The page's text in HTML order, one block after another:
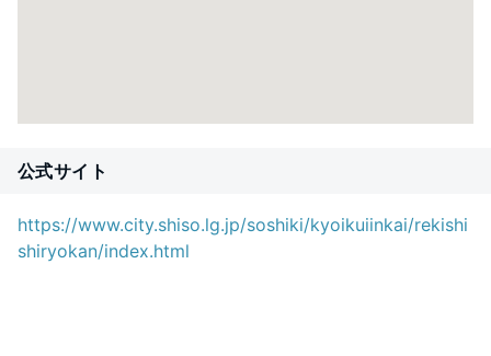
公式サイト
https://www.city.shiso.lg.jp/soshiki/kyoikuiinkai/rekishi
shiryokan/index.html